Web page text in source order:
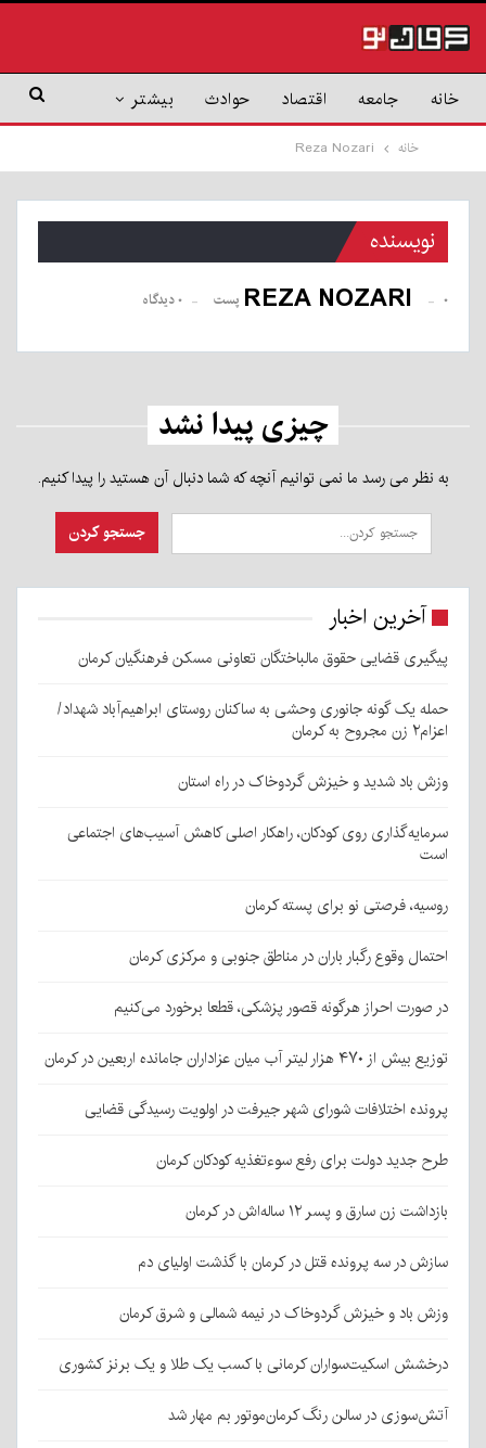
خانه جامعه اقتصاد حوادث بیشتر
خانه Reza Nozari
نویسنده
REZA NOZARI ۰ پست ۰ دیدگاه
چیزی پیدا نشد
به نظر می رسد ما نمی توانیم آنچه که شما دنبال آن هستید را پیدا کنیم.
آخرین اخبار
پیگیری قضایی حقوق مالباختگان تعاونی مسکن فرهنگیان کرمان
حمله یک گونه جانوری وحشی به ساکنان روستای ابراهیم‌آباد شهداد/
اعزام۲ زن مجروح به کرمان
وزش باد شدید و خیزش گردوخاک در راه استان
سرمایه‌گذاری روی کودکان، راهکار اصلی کاهش آسیب‌های اجتماعی
است
روسیه، فرصتی نو برای پسته کرمان
احتمال وقوع رگبار باران در مناطق جنوبی و مرکزی کرمان
در صورت احراز هرگونه قصور پزشکی، قطعا برخورد می‌کنیم
توزیع بیش از ۴۷۰ هزار لیتر آب میان عزاداران جامانده اربعین در کرمان
پرونده اختلافات شورای شهر جیرفت در اولویت رسیدگی قضایی
طرح جدید دولت برای رفع سوءتغذیه کودکان کرمان
بازداشت زن سارق و پسر ۱۲ ساله‌اش در کرمان
سازش در سه پرونده قتل در کرمان با گذشت اولیای دم
وزش باد و خیزش گردوخاک در نیمه شمالی و شرق کرمان
درخشش اسکیت‌سواران کرمانی با کسب یک طلا و یک برنز کشوری
آتش‌سوزی در سالن رنگ کرمان‌موتور بم مهار شد